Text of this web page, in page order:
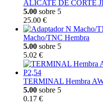
ALICATE DE CORTE
5.00 sobre 5
25.00 €
Macho/TNC Hembra
5.00 sobre 5
5.02 €
TERMINAL Hembra
5.00 sobre 5
0.17 €